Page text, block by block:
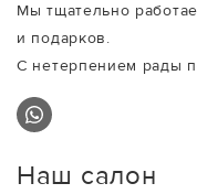
Мы тщательно
и подарков.
С нетерпением рады
Наш салон